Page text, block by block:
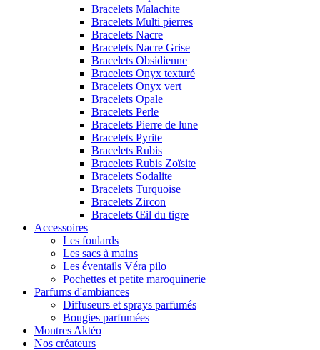
Bracelets Malachite
Bracelets Multi pierres
Bracelets Nacre
Bracelets Nacre Grise
Bracelets Obsidienne
Bracelets Onyx texturé
Bracelets Onyx vert
Bracelets Opale
Bracelets Perle
Bracelets Pierre de lune
Bracelets Pyrite
Bracelets Rubis
Bracelets Rubis Zoïsite
Bracelets Sodalite
Bracelets Turquoise
Bracelets Zircon
Bracelets Œil du tigre
Accessoires
Les foulards
Les sacs à mains
Les éventails Véra pilo
Pochettes et petite maroquinerie
Parfums d'ambiances
Diffuseurs et sprays parfumés
Bougies parfumées
Montres Aktéo
Nos créateurs